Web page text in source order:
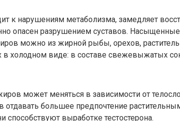
нарушениям метаболизма, замедляет
опасен разрушением суставов.
можно из жирной рыбы, орехов,
в холодном виде: в составе свежевыжатых
может меняться в зависимости от
большее предпочтение
выработке тестостерона.